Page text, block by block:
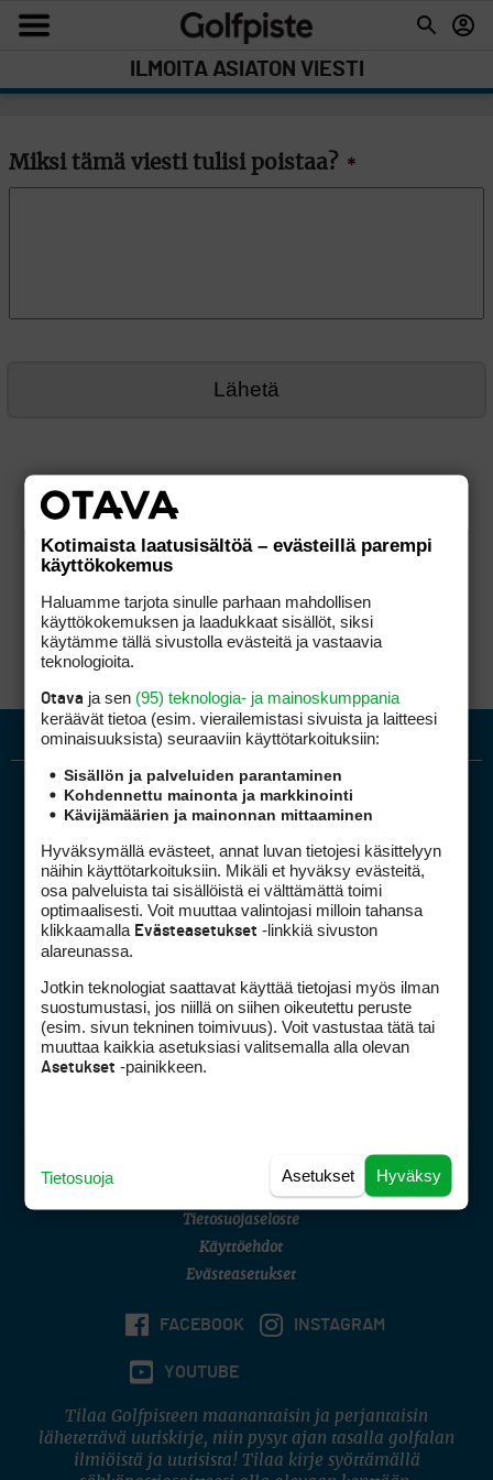
ILMOITA ASIATON VIESTI
Miksi tämä viesti tulisi poistaa? *
Golfpiste mediakortti
Golfpisteen yhteystiedot
DSA avoimuusraportti
Asiakaspalvelu
(digi) digi@otavamedia.fi
Tietosuojaseloste
Käyttöehdot
Evästeasetukset
FACEBOOK INSTAGRAM
YOUTUBE
Tilaa Golfpisteen maanantaisin ja perjantaisin
lähetettävä uutiskirje, niin pysyt ajan tasalla golfalan
ilmiöistä ja uutisista! Tilaa kirje syöttämällä
Kotimaista laatusisältöä – evästeillä parempi
käyttökokemus
Haluamme tarjota sinulle parhaan mahdollisen
käyttökokemuksen ja laadukkaat sisällöt, siksi
käytämme tällä sivustolla evästeitä ja vastaavia
teknologioita.
Otava ja sen (95) teknologia- ja mainoskumppania
keräävät tietoa (esim. vierailemis­tasi sivuista ja laitteesi
ominaisuuk­sista) seuraaviin käyttötarkoituksiin:
Sisällön ja palveluiden parantaminen
Kohdennettu mainonta ja markkinointi
Kävijämäärien ja mainonnan mittaaminen
Hyväksymällä evästeet, annat luvan tietojesi käsittelyyn
näihin käyttötarkoituksiin. Mikäli et hyväksy evästeitä,
osa palveluista tai sisällöistä ei välttämättä toimi
optimaalisesti. Voit muuttaa valintojasi milloin tahansa
klikkaamalla Evästeasetukset -linkkiä sivuston
alareunassa.
Jotkin teknologiat saattavat käyttää tietojasi myös ilman
suostumustasi, jos niillä on siihen oikeutettu peruste
(esim. sivun tekninen toimivuus). Voit vastustaa tätä tai
muuttaa kaikkia asetuksiasi valitsemalla alla olevan
Asetukset -painikkeen.
Hyväksy
Asetukset
Tietosuoja